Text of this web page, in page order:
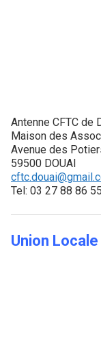
Antenne CFTC de
Maison des
Avenue des
59500 DOUAI
Tel: 03 27 88 86 55
Union Locale